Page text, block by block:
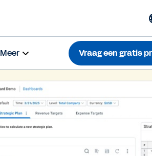
Meer Vraag een gratis